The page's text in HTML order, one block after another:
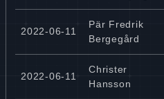
2022-06-11
Pär Fredrik
Bergegård
2022-06-11
Christer
Hansson